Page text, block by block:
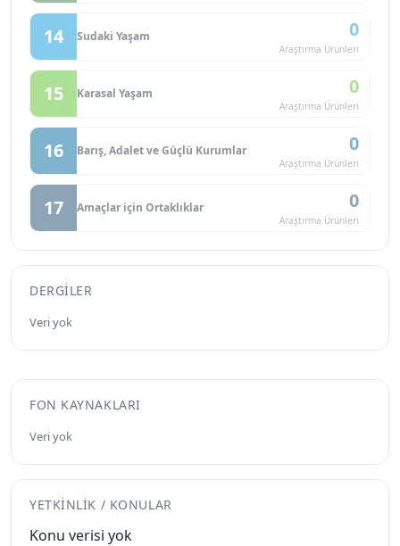
14 Sudaki Yaşam 0
Araştırma Ürünleri
15 Karasal Yaşam 0
Araştırma Ürünleri
16 Barış, Adalet ve Güçlü Kurumlar 0
Araştırma Ürünleri
17 Amaçlar için Ortaklıklar 0
Araştırma Ürünleri
DERGILER
Veri yok
FON KAYNAKLARI
Veri yok
YETKINLIK / KONULAR
Konu verisi yok